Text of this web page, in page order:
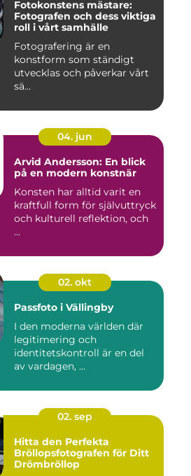
Fotokonstens mästare:
Fotografen och dess viktiga
roll i vårt samhälle
Fotografering är en
konstform som ständigt
utvecklas och påverkar vårt
sä...
04. jun
Arvid Andersson: En blick
på en modern konstnär
Konsten har alltid varit en
kraftfull form för självuttryck
och kulturell reflektion, och
...
02. okt
Passfoto i Vällingby
I den moderna världen där
legitimering och
identitetskontroll är en del
av vardagen, ...
02. sep
Hitta den Perfekta
Bröllopsfotografen för Ditt
Drömbröllop